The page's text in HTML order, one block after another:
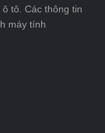
tô. Các thông tin
máy tính